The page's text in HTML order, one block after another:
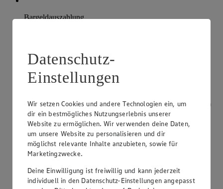
Bargeldauszahlung
Datenschutz-
Einstellungen
Wir setzen Cookies und andere Technologien ein, um
dir ein bestmögliches Nutzungserlebnis unserer
Website zu ermöglichen. Wir verwenden deine Daten,
um unsere Website zu personalisieren und dir
möglichst relevante Inhalte anzubieten, sowie für
Marketingzwecke.
Deine Einwilligung ist freiwillig und kann jederzeit
individuell in den Datenschutz-Einstellungen angepasst